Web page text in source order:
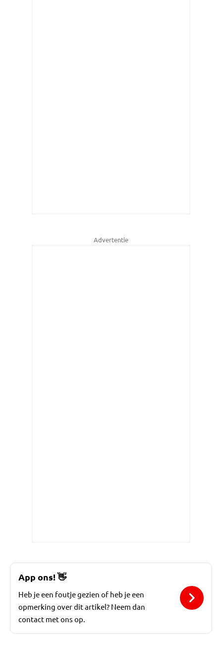
Advertentie
App ons!👋
Heb je een foutje gezien of heb je een
opmerking over dit artikel? Neem dan
contact met ons op.